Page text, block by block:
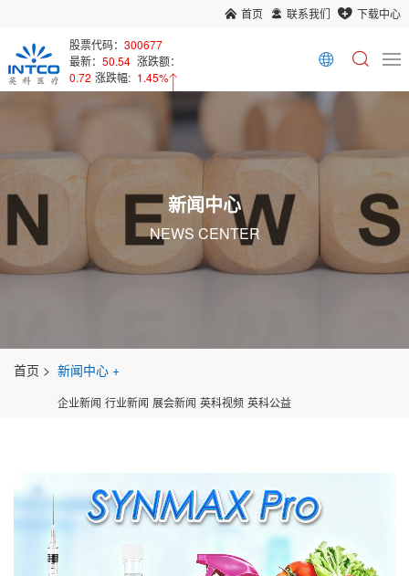
首页 联系我们
下载中心
股票代码：300677
最新：50.54 涨跌额：
0.72 涨跌幅: 1.45%
新闻中心
NEWS CENTER
首页 新闻中心
企业新闻 行业新闻 展会新闻 英科视频 英科公益